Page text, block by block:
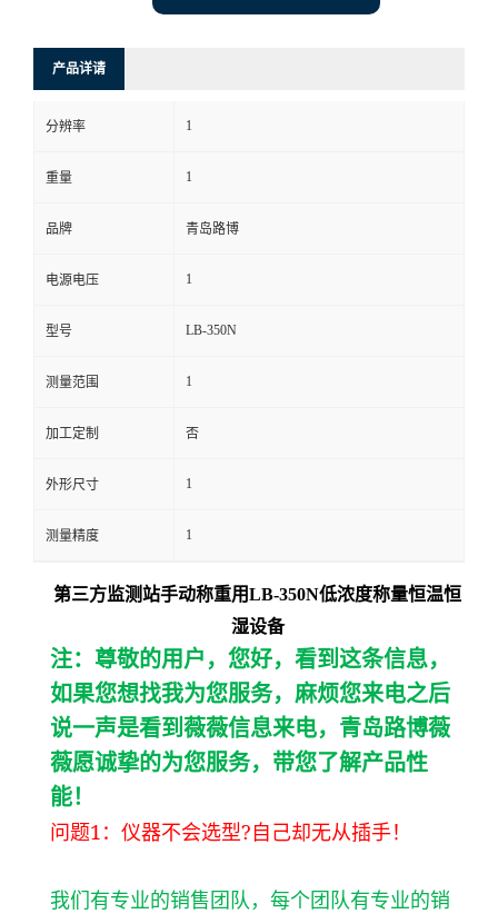
系
方
式
产品详请
分辨率 1
重量 1
品牌 青岛路博
电源电压 1
型号 LB-350N
测量范围 1
加工定制 否
外形尺寸 1
测量精度 1
第三方监测站手动称重用LB-350N低浓度称量恒温恒
湿设备
注：尊敬的用户，您好，看到这条信息，
如果您想找我为您服务，麻烦您来电之后
说一声是看到薇薇信息来电，青岛路博薇
薇愿诚挚的为您服务，带您了解产品性
能！
问题1 ：仪器不会选型? 自己却无从插手！
我们有专业的销售团队，每个团队有专业的销